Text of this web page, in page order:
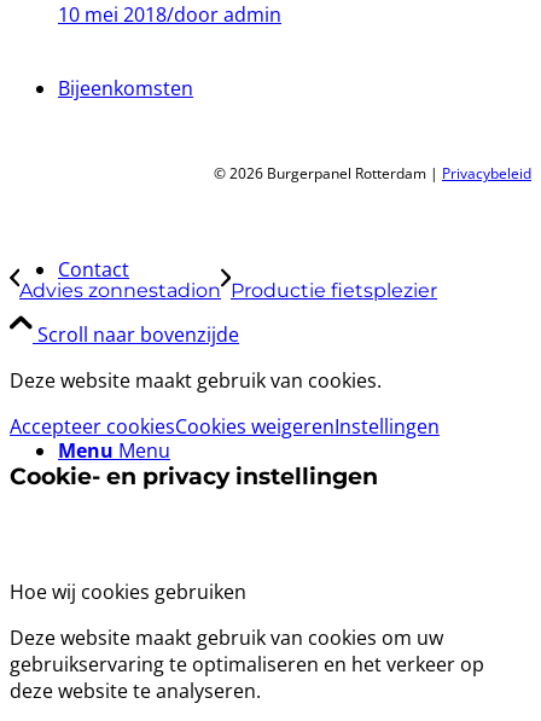
Bijeenkomsten
Contact
Menu Menu
10 mei 2018/door admin
© 2026 Burgerpanel Rotterdam | Privacybeleid
Advies zonnestadion Productie fietsplezier
Scroll naar bovenzijde
Deze website maakt gebruik van cookies.
Accepteer cookiesCookies weigerenInstellingen
Cookie- en privacy instellingen
Hoe wij cookies gebruiken
Deze website maakt gebruik van cookies om uw
gebruikservaring te optimaliseren en het verkeer op
deze website te analyseren.